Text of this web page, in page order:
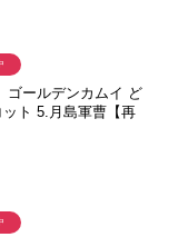
ゴールデンカムイ ど
ト 5.月島軍曹【再